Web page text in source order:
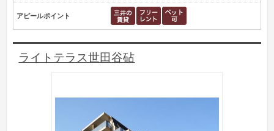
アピールポイント
ライトテラス世田谷砧